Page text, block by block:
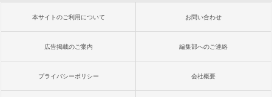
本サイトのご利用について お問い合わせ
広告掲載のご案内 編集部へのご連絡
プライバシーポリシー 会社概要